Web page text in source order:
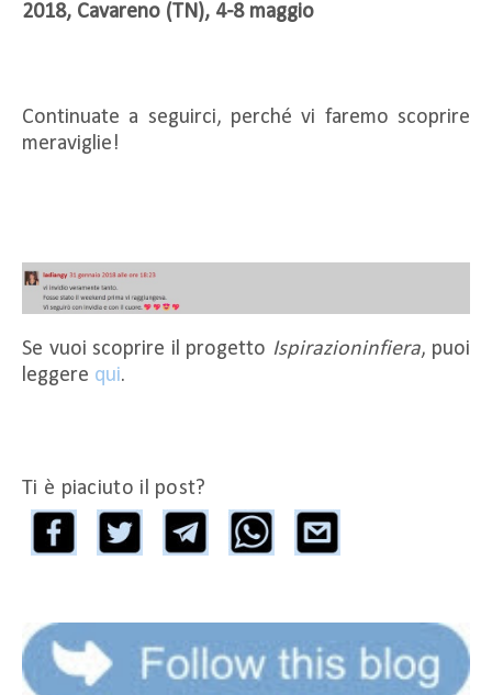
2018, Cavareno (TN), 4-8 maggio
Continuate a seguirci, perché vi faremo scoprire
meraviglie!
Se vuoi scoprire il progetto Ispirazioninfiera, puoi
leggere qui.
Ti è piaciuto il post?